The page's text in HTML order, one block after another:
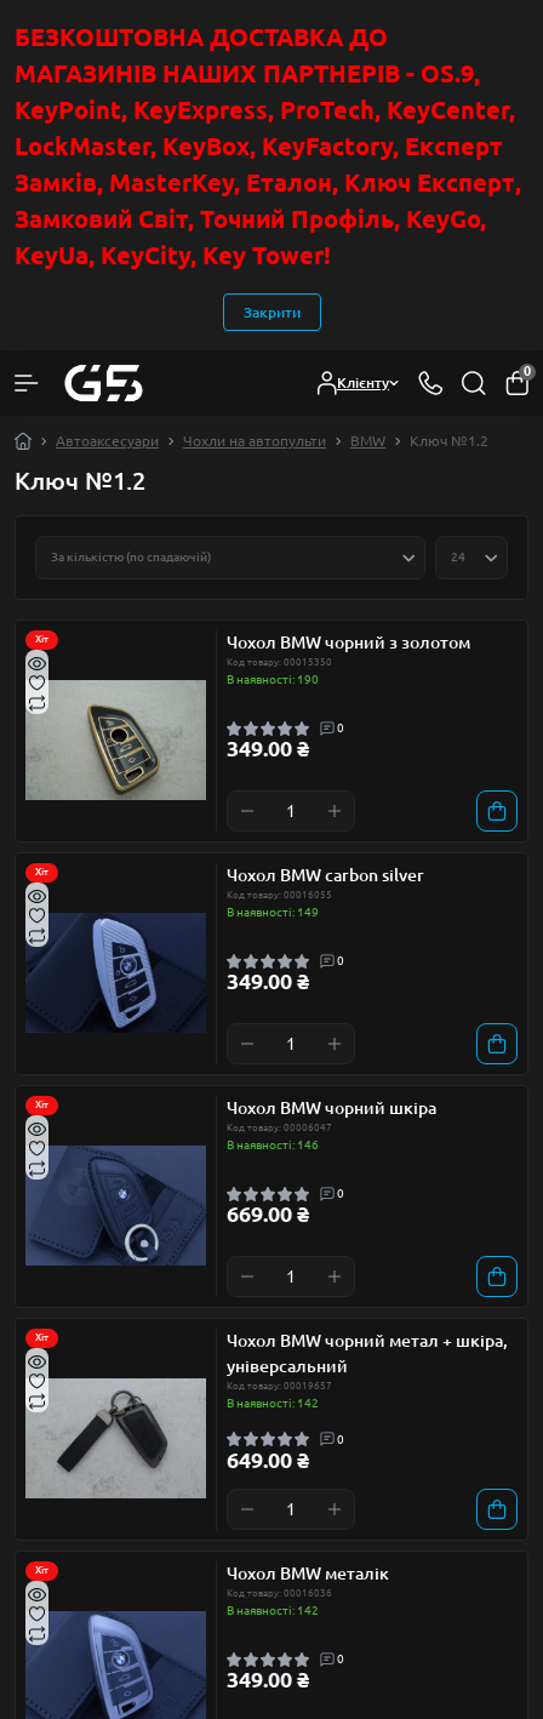
БЕЗКОШТОВНА ДОСТАВКА ДО
МАГАЗИНІВ НАШИХ ПАРТНЕРІВ - OS.9,
KeyPoint, KeyExpress, ProTech, KeyCenter,
LockMaster, KeyBox, KeyFactory, Експерт
Замків, MasterKey, Еталон, Ключ Експерт,
Замковий Світ, Точний Профіль, KeyGo,
KeyUa, KeyCity, Key Tower!
Закрити
Клієнту
0
Автоаксесуари Чохли на автопульти BMW Ключ №1.2
Ключ №1.2
Хіт Чохол BMW чорний з золотом
Код товару: 00015350
В наявності: 190
0
349.00 ₴
Хіт Чохол BMW carbon silver
Код товару: 00016055
В наявності: 149
0
349.00 ₴
Хіт Чохол BMW чорний шкіра
Код товару: 00006047
В наявності: 146
0
669.00 ₴
Хіт
Чохол BMW чорний метал + шкіра,
універсальний
Код товару: 00019657
В наявності: 142
0
649.00 ₴
Хіт Чохол BMW металік
Код товару: 00016036
В наявності: 142
0
349.00 ₴